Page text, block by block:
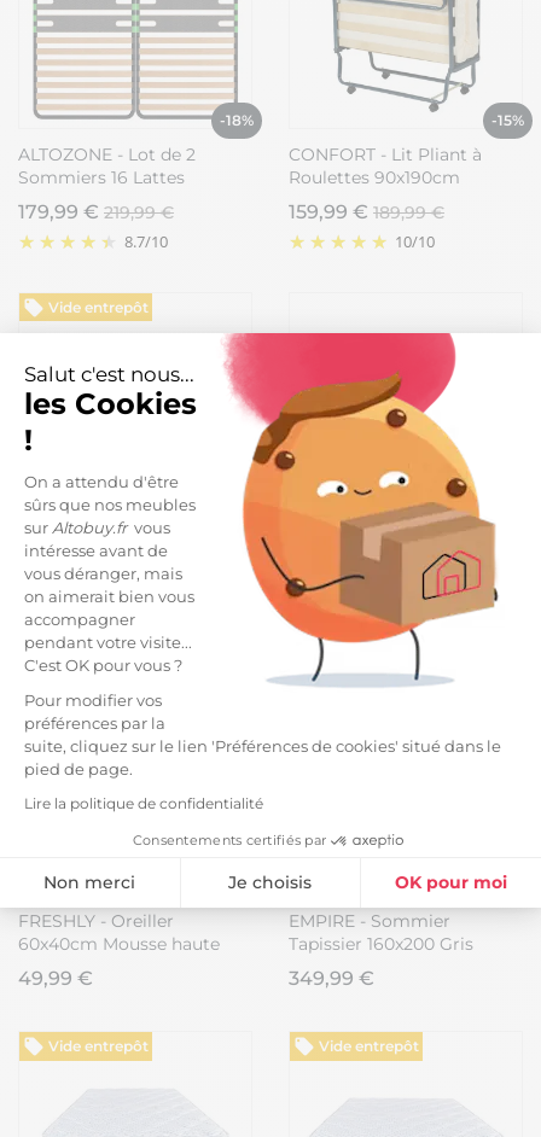
Salut c'est nous...
les Cookies
!
On a attendu d'être
sûrs que nos meubles
surAltobuy.frvous
intéresse avant de
vous déranger, mais
on aimerait bien vous
accompagner
pendant votre visite...
C'est OK pour vous ?
Pour modifier vos
préférences par la
suite, cliquez sur le lien 'Préférences de cookies' situé dans le
pied de page.
Lire la politique de confidentialité
Consentements certifiés par
Non merci Je choisis OK pour moi
Axeptio consent
Plateforme de Gestion du Consentement : Personnalisez vos
Notre plateforme vous permet d'adapter et de gérer vos
-18%
ALTOZONE - Lot de 2
Sommiers 16 Lattes
80x200cm
179,99 € 219,99 €
8.7/10
-15%
CONFORT - Lit Pliant à
Roulettes 90x190cm
17 Lattes
159,99 € 189,99 €
10/10
Vide entrepôt
PALAOS - Matelas Ressorts
Ensachés 160x200cm
Epaisseur 22cm
359,99 €539,99 €
SAMSON - Matelas 140x190
cm Ressorts ensachés
Soutien ferme Ep.24cm
419,99 €
FRESHLY - Oreiller
60x40cm Mousse haute
densité Thermorégulateur
49,99 €
EMPIRE - Sommier
Tapissier 160x200 Gris
Pieds Bois massif
349,99 €
Vide entrepôt Vide entrepôt